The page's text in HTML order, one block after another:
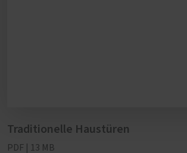
Traditionelle Haustüren
PDF | 13 MB